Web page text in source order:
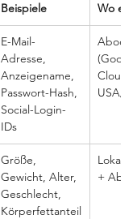
Beispiele Wo es
E-Mail-
Adresse,
Anzeigename,
Passwort-Hash,
Social-Login-
IDs
Abody-
(Google
Cloud,
USA/
Größe,
Gewicht, Alter,
Geschlecht,
Körperfettanteil
Lokales
+